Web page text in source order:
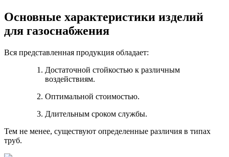
Основные характеристики изделий
для газоснабжения
Вся представленная продукция обладает:
Достаточной стойкостью к различным
воздействиям.
Оптимальной стоимостью.
Длительным сроком службы.
Тем не менее, существуют определенные различия в типах
труб.